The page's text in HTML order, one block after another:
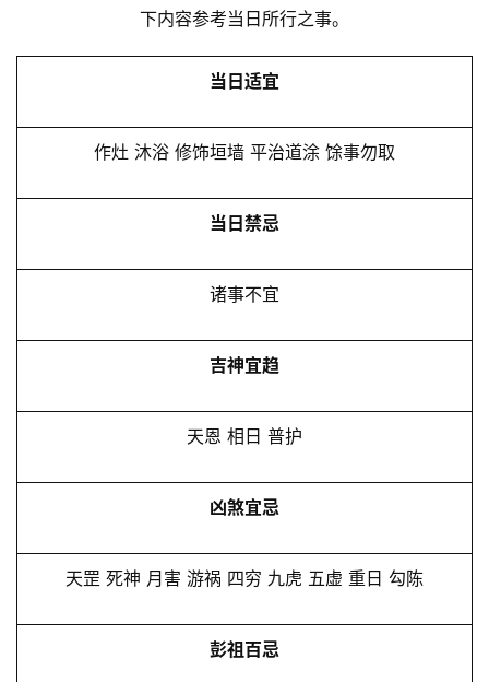
下内容参考当日所行之事。
当日适宜
作灶 沐浴 修饰垣墙 平治道涂 馀事勿取
当日禁忌
诸事不宜
吉神宜趋
天恩 相日 普护
凶煞宜忌
天罡 死神 月害 游祸 四穷 九虎 五虚 重日 勾陈
彭祖百忌